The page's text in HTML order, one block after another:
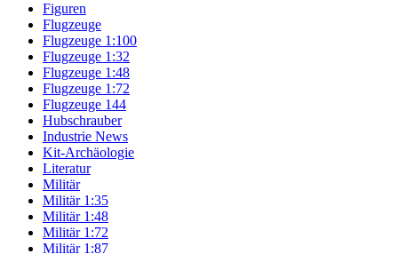
Figuren
Flugzeuge
Flugzeuge 1:100
Flugzeuge 1:32
Flugzeuge 1:48
Flugzeuge 1:72
Flugzeuge 144
Hubschrauber
Industrie News
Kit-Archäologie
Literatur
Militär
Militär 1:35
Militär 1:48
Militär 1:72
Militär 1:87